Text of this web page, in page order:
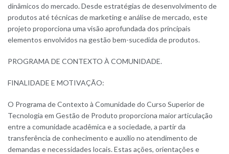
dinâmicos do mercado. Desde estratégias de desenvolvimento de
produtos até técnicas de marketing e análise de mercado, este
projeto proporciona uma visão aprofundada dos principais
elementos envolvidos na gestão bem-sucedida de produtos.
PROGRAMA DE CONTEXTO À COMUNIDADE.
FINALIDADE E MOTIVAÇÃO:
O Programa de Contexto à Comunidade do Curso Superior de
Tecnologia em Gestão de Produto proporciona maior articulação
entre a comunidade acadêmica e a sociedade, a partir da
transferência de conhecimento e auxílio no atendimento de
demandas e necessidades locais. Estas ações, orientações e